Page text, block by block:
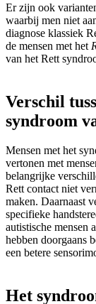
Er zijn ook
waarbij men niet
diagnose klassiek
de mensen met het
van het Rett
Verschil
syndroom
Mensen met het
vertonen met
belangrijke
Rett contact niet
maken. Daarnaast
specifieke
autistische mensen
hebben doorgaans
een betere
Het